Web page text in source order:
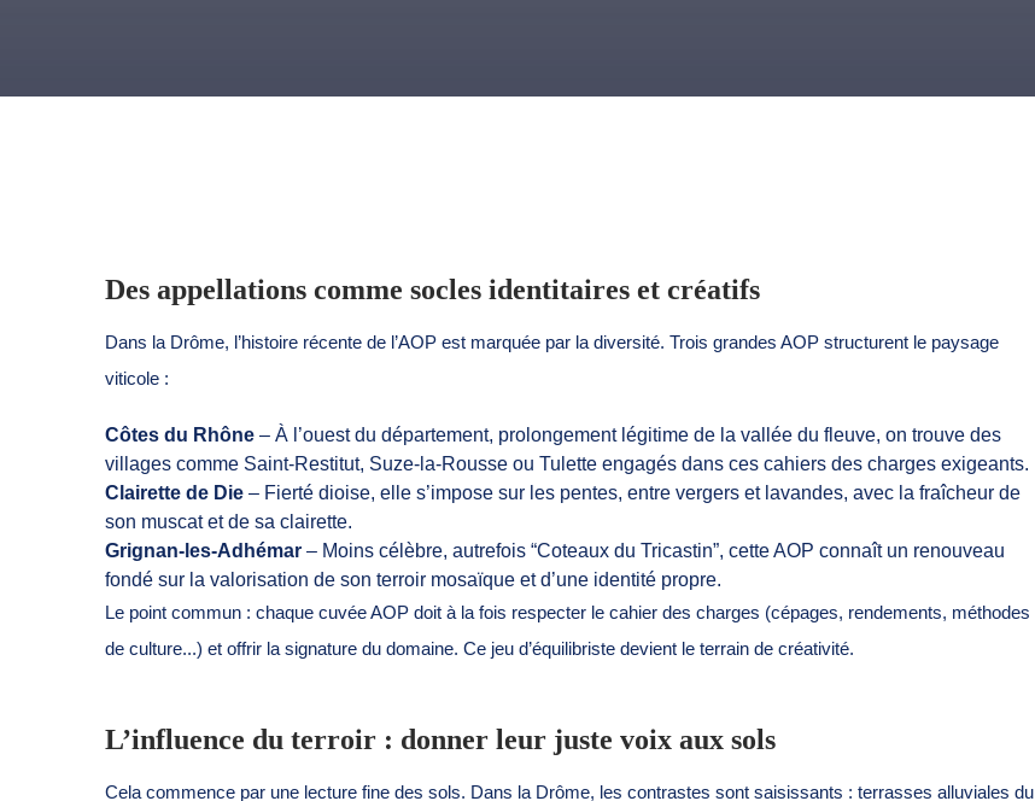
Des appellations comme socles identitaires et créatifs
Dans la Drôme, l’histoire récente de l’AOP est marquée par la diversité. Trois grandes AOP structurent le paysage
viticole :
Côtes du Rhône – À l’ouest du département, prolongement légitime de la vallée du fleuve, on trouve des
villages comme Saint-Restitut, Suze-la-Rousse ou Tulette engagés dans ces cahiers des charges exigeants.
Clairette de Die – Fierté dioise, elle s’impose sur les pentes, entre vergers et lavandes, avec la fraîcheur de
son muscat et de sa clairette.
Grignan-les-Adhémar – Moins célèbre, autrefois “Coteaux du Tricastin”, cette AOP connaît un renouveau
fondé sur la valorisation de son terroir mosaïque et d’une identité propre.
Le point commun : chaque cuvée AOP doit à la fois respecter le cahier des charges (cépages, rendements, méthodes
de culture...) et offrir la signature du domaine. Ce jeu d’équilibriste devient le terrain de créativité.
L’influence du terroir : donner leur juste voix aux sols
Cela commence par une lecture fine des sols. Dans la Drôme, les contrastes sont saisissants : terrasses alluviales du